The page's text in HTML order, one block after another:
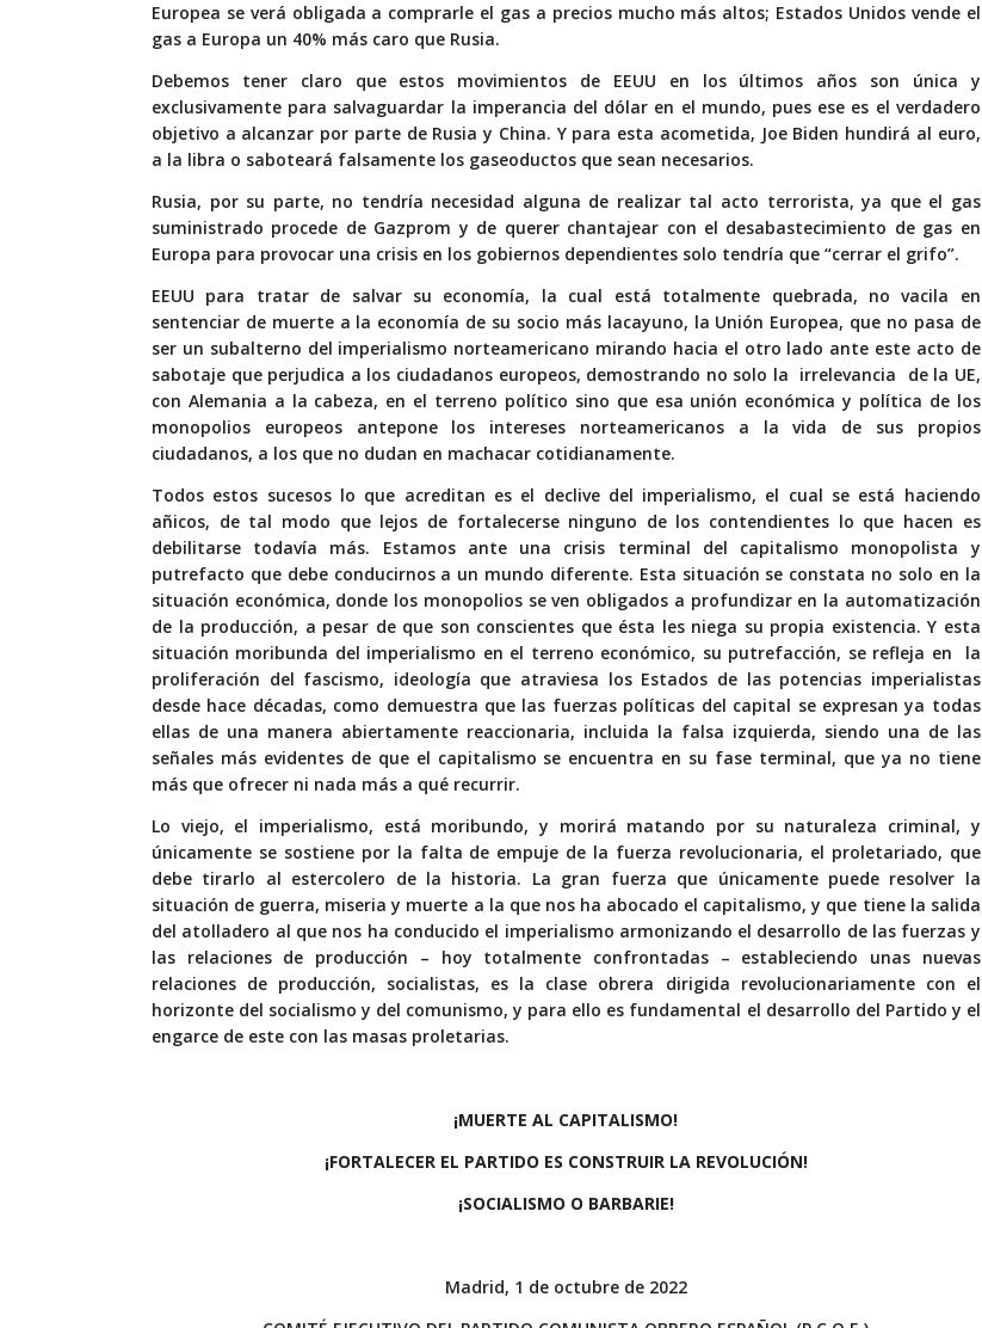
Europea se verá obligada a comprarle el gas a precios mucho más altos; Estados Unidos vende el
gas a Europa un 40% más caro que Rusia.
Debemos tener claro que estos movimientos de EEUU en los últimos años son única y
exclusivamente para salvaguardar la imperancia del dólar en el mundo, pues ese es el verdadero
objetivo a alcanzar por parte de Rusia y China. Y para esta acometida, Joe Biden hundirá al euro,
a la libra o saboteará falsamente los gaseoductos que sean necesarios.
Rusia, por su parte, no tendría necesidad alguna de realizar tal acto terrorista, ya que el gas
suministrado procede de Gazprom y de querer chantajear con el desabastecimiento de gas en
Europa para provocar una crisis en los gobiernos dependientes solo tendría que “cerrar el grifo”.
EEUU para tratar de salvar su economía, la cual está totalmente quebrada, no vacila en
sentenciar de muerte a la economía de su socio más lacayuno, la Unión Europea, que no pasa de
ser un subalterno del imperialismo norteamericano mirando hacia el otro lado ante este acto de
sabotaje que perjudica a los ciudadanos europeos, demostrando no solo la irrelevancia de la UE,
con Alemania a la cabeza, en el terreno político sino que esa unión económica y política de los
monopolios europeos antepone los intereses norteamericanos a la vida de sus propios
ciudadanos, a los que no dudan en machacar cotidianamente.
Todos estos sucesos lo que acreditan es el declive del imperialismo, el cual se está haciendo
añicos, de tal modo que lejos de fortalecerse ninguno de los contendientes lo que hacen es
debilitarse todavía más. Estamos ante una crisis terminal del capitalismo monopolista y
putrefacto que debe conducirnos a un mundo diferente. Esta situación se constata no solo en la
situación económica, donde los monopolios se ven obligados a profundizar en la automatización
de la producción, a pesar de que son conscientes que ésta les niega su propia existencia. Y esta
situación moribunda del imperialismo en el terreno económico, su putrefacción, se refleja en la
proliferación del fascismo, ideología que atraviesa los Estados de las potencias imperialistas
desde hace décadas, como demuestra que las fuerzas políticas del capital se expresan ya todas
ellas de una manera abiertamente reaccionaria, incluida la falsa izquierda, siendo una de las
señales más evidentes de que el capitalismo se encuentra en su fase terminal, que ya no tiene
más que ofrecer ni nada más a qué recurrir.
Lo viejo, el imperialismo, está moribundo, y morirá matando por su naturaleza criminal, y
únicamente se sostiene por la falta de empuje de la fuerza revolucionaria, el proletariado, que
debe tirarlo al estercolero de la historia. La gran fuerza que únicamente puede resolver la
situación de guerra, miseria y muerte a la que nos ha abocado el capitalismo, y que tiene la salida
del atolladero al que nos ha conducido el imperialismo armonizando el desarrollo de las fuerzas y
las relaciones de producción – hoy totalmente confrontadas – estableciendo unas nuevas
relaciones de producción, socialistas, es la clase obrera dirigida revolucionariamente con el
horizonte del socialismo y del comunismo, y para ello es fundamental el desarrollo del Partido y el
engarce de este con las masas proletarias.
¡MUERTE AL CAPITALISMO!
¡FORTALECER EL PARTIDO ES CONSTRUIR LA REVOLUCIÓN!
¡SOCIALISMO O BARBARIE!
Madrid, 1 de octubre de 2022